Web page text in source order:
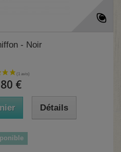
- Noir
€
Détails